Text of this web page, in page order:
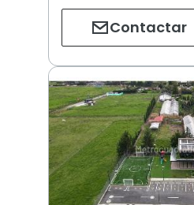
Contactar